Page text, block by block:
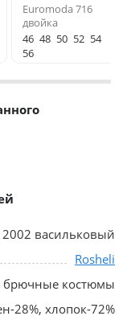
Euromoda 716
двойка
46 48 50 52 54
56
2002 васильковый
Rosheli
брючные костюмы
28%, хлопок-72%